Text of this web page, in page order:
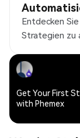
Entdecken
Strategien zu
Get Your First
with Phemex